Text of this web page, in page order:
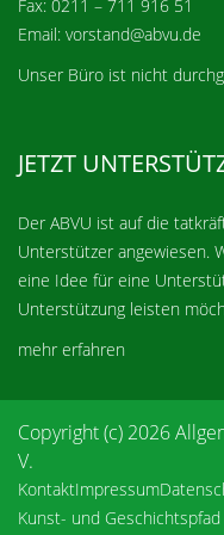
Fax: 0211 – 711 916 51
Email: vorstand@abvu.de
Unser Büro ist nicht
JETZT
Der ABVU ist auf die
Unterstützer angewiesen.
eine Idee für eine
Unterstützung leisten
mehr erfahren
Copyright (c) 2026
V.
KontaktImpressum
Kunst- und